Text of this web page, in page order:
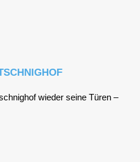
wie­der sei­ne Türen –